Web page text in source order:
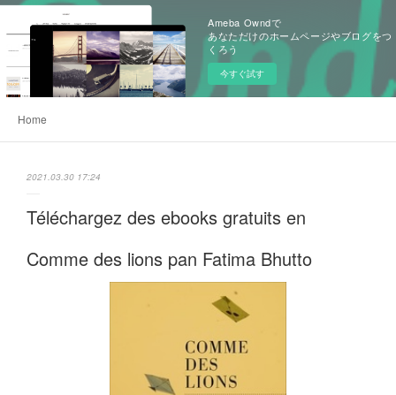
Ameba Owndで
あなただけのホームページやブログをつ
くろう
今すぐ試す
Home
2021.03.30 17:24
Téléchargez des ebooks gratuits en
Comme des lions pan Fatima Bhutto